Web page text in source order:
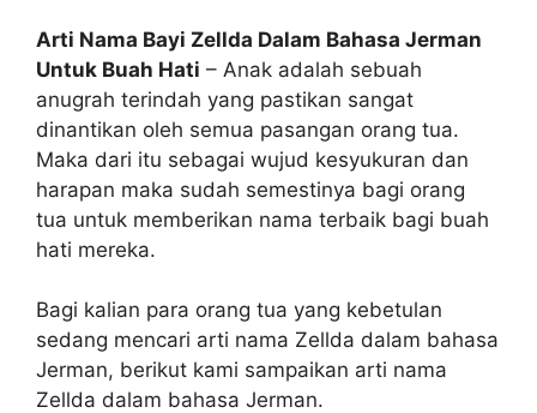
Arti Nama Bayi Zellda Dalam Bahasa Jerman
Untuk Buah Hati – Anak adalah sebuah
anugrah terindah yang pastikan sangat
dinantikan oleh semua pasangan orang tua.
Maka dari itu sebagai wujud kesyukuran dan
harapan maka sudah semestinya bagi orang
tua untuk memberikan nama terbaik bagi buah
hati mereka.
Bagi kalian para orang tua yang kebetulan
sedang mencari arti nama Zellda dalam bahasa
Jerman, berikut kami sampaikan arti nama
Zellda dalam bahasa Jerman.